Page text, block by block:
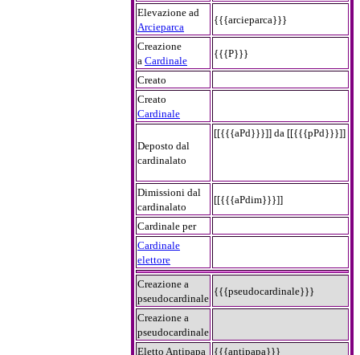
Elevazione ad
Arcieparca
{{{arcieparca}}}
Creazione
a Cardinale
{{{P}}}
Creato
Creato
Cardinale
Deposto dal
cardinalato
[[{{{aPd}}}]] da [[{{{pPd}}}]]
Dimissioni dal
cardinalato
[[{{{aPdim}}}]]
Cardinale per
Cardinale
elettore
Creazione a
pseudocardinale
{{{pseudocardinale}}}
Creazione a
pseudocardinale
Eletto Antipapa
{{{antipapa}}}